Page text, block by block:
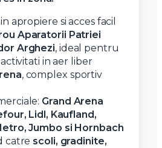
in apropiere si acces facil
Aparatorii Patriei
Arghezi, ideal pentru
in aer liber
, complex sportiv
Grand Arena
Lidl, Kaufland,
Jumbo si Hornbach
catre scoli, gradinite,